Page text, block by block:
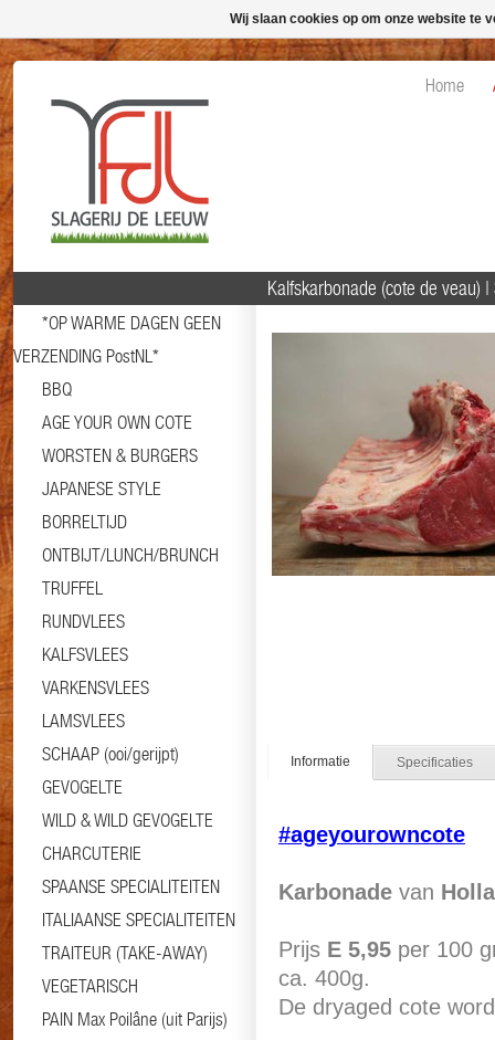
Home
*OP WARME DAGEN GEEN
VERZENDING PostNL*
BBQ
AGE YOUR OWN COTE
WORSTEN & BURGERS
JAPANESE STYLE
BORRELTIJD
ONTBIJT/LUNCH/BRUNCH
TRUFFEL
RUNDVLEES
KALFSVLEES
VARKENSVLEES
LAMSVLEES
SCHAAP (ooi/gerijpt)
GEVOGELTE
WILD & WILD GEVOGELTE
CHARCUTERIE
SPAANSE SPECIALITEITEN
ITALIAANSE SPECIALITEITEN
TRAITEUR (TAKE-AWAY)
VEGETARISCH
PAIN Max Poilâne (uit Parijs)
Kalfskarbonade (cote de veau)
Informatie Specificaties
#ageyourowncote
Karbonade van
Prijs E 5,95 per 100
ca. 400g.
De dryaged cote
Wij slaan cookies op om onze website te